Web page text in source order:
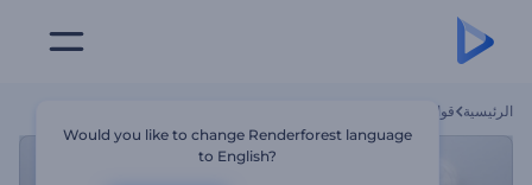
الرئيسية قوالب
Would you like to change Renderforest language
to English?